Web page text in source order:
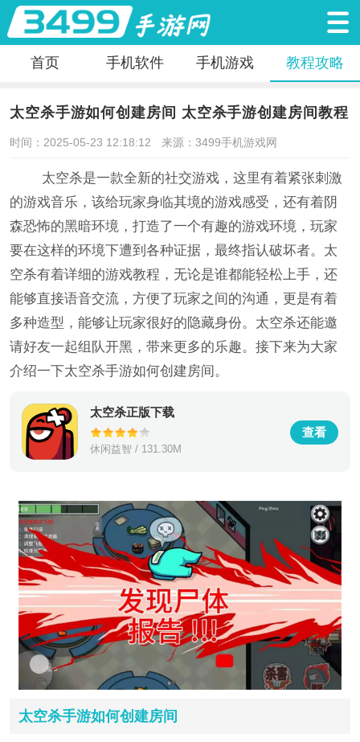
首页 手机软件 手机游戏 教程攻略
太空杀手游如何创建房间 太空杀手游创建房间教程
时间：2025-05-23 12:18:12 来源：3499手机游戏网
太空杀是一款全新的社交游戏，这里有着紧张刺激
的游戏音乐，该给玩家身临其境的游戏感受，还有着阴
森恐怖的黑暗环境，打造了一个有趣的游戏环境，玩家
要在这样的环境下遭到各种证据，最终指认破坏者。太
空杀有着详细的游戏教程，无论是谁都能轻松上手，还
能够直接语音交流，方便了玩家之间的沟通，更是有着
多种造型，能够让玩家很好的隐藏身份。太空杀还能邀
请好友一起组队开黑，带来更多的乐趣。接下来为大家
介绍一下太空杀手游如何创建房间。
太空杀正版下载
休闲益智 / 131.30M
查看
太空杀手游如何创建房间